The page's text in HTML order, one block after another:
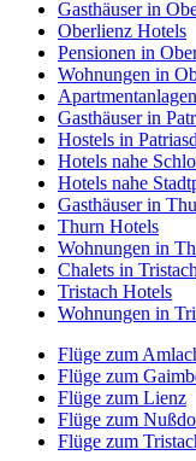
Gasthäuser in
Oberlienz Hotels
Pensionen in
Wohnungen in
Gasthäuser in
Hostels in
Hotels nahe
Hotels nahe
Gasthäuser in
Thurn Hotels
Wohnungen in
Chalets in Tristach
Tristach Hotels
Wohnungen in
Flüge zum
Flüge zum
Flüge zum Lienz
Flüge zum
Flüge zum